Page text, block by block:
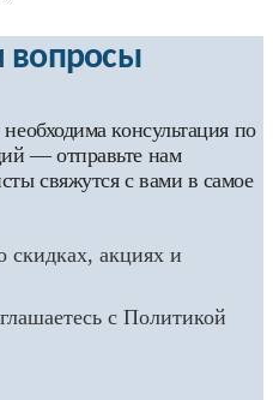
вопросы
консультация по
— отправьте нам
свяжутся с вами в самое
акциях и
с Политикой